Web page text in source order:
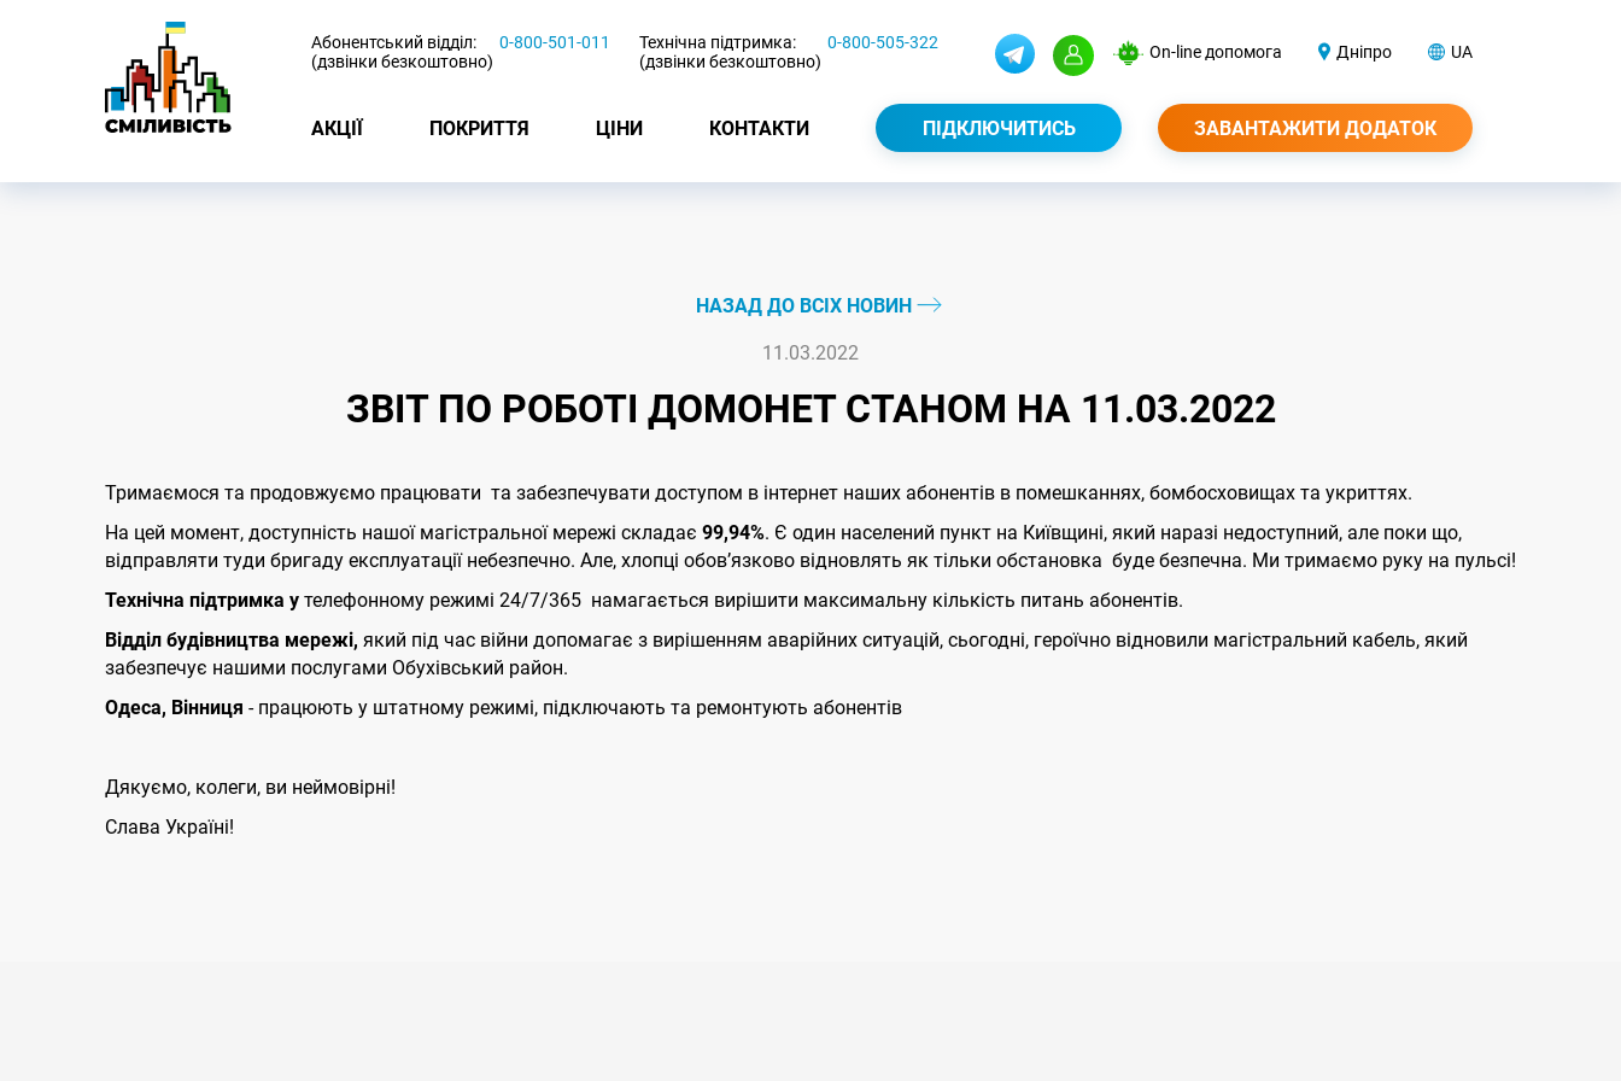
Абонентський відділ:
(дзвінки безкоштовно)
0-800-501-011
Технічна підтримка:
(дзвінки безкоштовно)
0-800-505-322 On-line допомога Дніпро UA
АКЦІЇ ПОКРИТТЯ ЦІНИ КОНТАКТИ ПІДКЛЮЧИТИСЬ ЗАВАНТАЖИТИ ДОДАТОК
НАЗАД ДО ВСІХ НОВИН
11.03.2022
ЗВІТ ПО РОБОТІ ДОМОНЕТ СТАНОМ НА 11.03.2022
Тримаємося та продовжуємо працювати та забезпечувати доступом в інтернет наших абонентів в помешканнях, бомбосховищах та укриттях.
На цей момент, доступність нашої магістральної мережі складає 99,94%. Є один населений пункт на Київщині, який наразі недоступний, але поки що,
відправляти туди бригаду експлуатації небезпечно. Але, хлопці обов’язково відновлять як тільки обстановка буде безпечна. Ми тримаємо руку на пульсі!
Технічна підтримка у телефонному режимі 24/7/365 намагається вирішити максимальну кількість питань абонентів.
Відділ будівництва мережі, який під час війни допомагає з вирішенням аварійних ситуацій, сьогодні, героїчно відновили магістральний кабель, який
забезпечує нашими послугами Обухівський район.
Одеса, Вінниця - працюють у штатному режимі, підключають та ремонтують абонентів
Дякуємо, колеги, ви неймовірні!
Слава Україні!